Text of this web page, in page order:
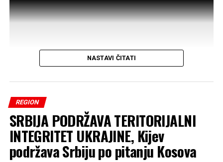
Zbog incidenta sjednica je prekinuta, a u skupštinsku
salu ušli su Kurtijevi tjelohranitelji.
poslanici naknadno biti obaviješteni o terminu nastavka
sjednice.
NASTAVI ČITATI
REGION
SRBIJA PODRŽAVA TERITORIJALNI
INTEGRITET UKRAJINE, Kijev
podržava Srbiju po pitanju Kosova